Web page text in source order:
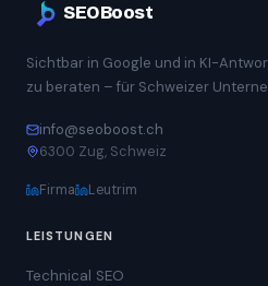
SEOBoost
Sichtbar in Google und in KI-
zu beraten – für Schweizer
info@seoboost.ch
6300 Zug, Schweiz
Firma Leutrim
LEISTUNGEN
Technical SEO